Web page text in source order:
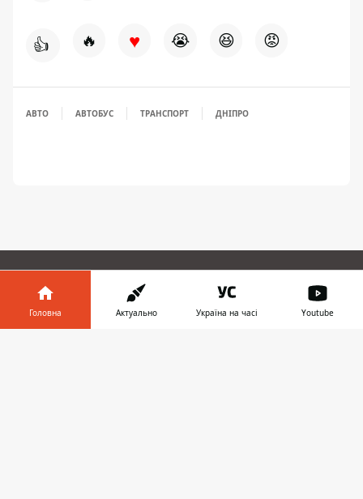
👍 🔥 ♥ 😭 😆 😡
АВТО АВТОБУС ТРАНСПОРТ ДНІПРО
ЗАПРОПОНУВАТИ НОВИНУ
Головна Актуально Україна на часі Youtube